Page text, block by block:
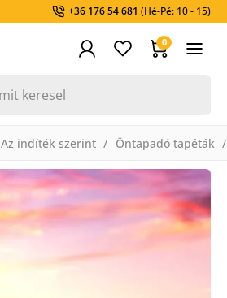
+36 176 54 681 (Hé-Pé: 10 - 15)
0
Az indíték szerint Öntapadó tapéták